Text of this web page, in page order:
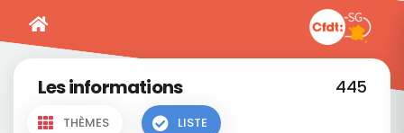
Les informations 445
THÈMES LISTE